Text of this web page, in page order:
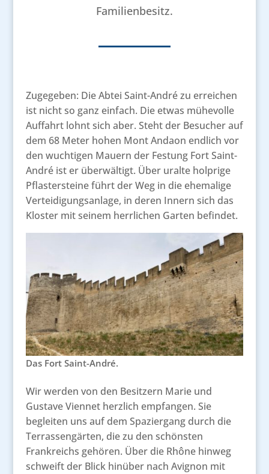
Familienbesitz.
Zugegeben: Die Abtei Saint-André zu erreichen
ist nicht so ganz einfach. Die etwas mühevolle
Auffahrt lohnt sich aber. Steht der Besucher auf
dem 68 Meter hohen Mont Andaon endlich vor
den wuchtigen Mauern der Festung Fort Saint-
André ist er überwältigt. Über uralte holprige
Pflastersteine führt der Weg in die ehemalige
Verteidigungsanlage, in deren Innern sich das
Kloster mit seinem herrlichen Garten befindet.
Das Fort Saint-André.
Wir werden von den Besitzern Marie und
Gustave Viennet herzlich empfangen. Sie
begleiten uns auf dem Spaziergang durch die
Terrassengärten, die zu den schönsten
Frankreichs gehören. Über die Rhône hinweg
schweift der Blick hinüber nach Avignon mit